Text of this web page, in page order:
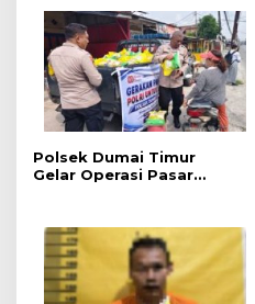
Edukasi Langsung di
Tengah Masyarakat
Polsek Dumai Timur
Gelar Operasi Pasar
untuk Masyarakat